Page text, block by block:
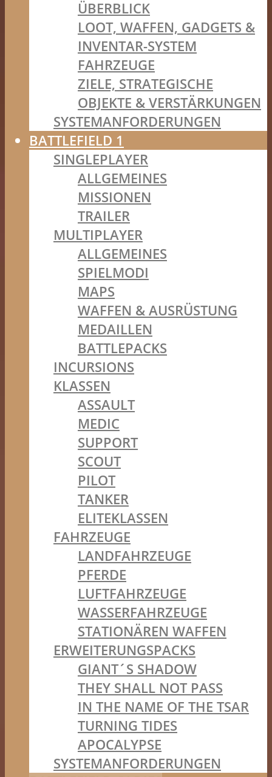
ÜBERBLICK
LOOT, WAFFEN, GADGETS &
INVENTAR-SYSTEM
FAHRZEUGE
ZIELE, STRATEGISCHE
OBJEKTE & VERSTÄRKUNGEN
SYSTEMANFORDERUNGEN
BATTLEFIELD 1
SINGLEPLAYER
ALLGEMEINES
MISSIONEN
TRAILER
MULTIPLAYER
ALLGEMEINES
SPIELMODI
MAPS
WAFFEN & AUSRÜSTUNG
MEDAILLEN
BATTLEPACKS
INCURSIONS
KLASSEN
ASSAULT
MEDIC
SUPPORT
SCOUT
PILOT
TANKER
ELITEKLASSEN
FAHRZEUGE
LANDFAHRZEUGE
PFERDE
LUFTFAHRZEUGE
WASSERFAHRZEUGE
STATIONÄREN WAFFEN
ERWEITERUNGSPACKS
GIANT´S SHADOW
THEY SHALL NOT PASS
IN THE NAME OF THE TSAR
TURNING TIDES
APOCALYPSE
SYSTEMANFORDERUNGEN